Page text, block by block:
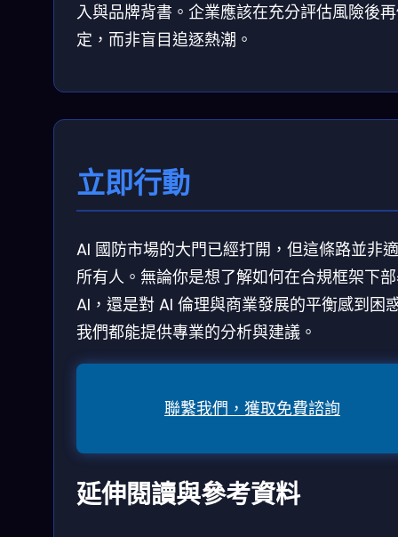
入與品牌背書。企業應該在充分評估風險後
定，而非盲目追逐熱潮。
立即行動
AI 國防市場的大門已經打開，但這條路並非
所有人。無論你是想了解如何在合規框架下
AI，還是對 AI 倫理與商業發展的平衡感到困
我們都能提供專業的分析與建議。
聯繫我們，獲取免費諮詢
延伸閱讀與參考資料